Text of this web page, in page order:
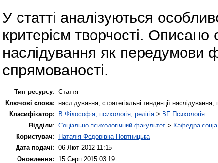
У статті аналізуються
критерієм творчості. Описано
наслідування як передумови
спрямованості.
Тип ресурсу: Стаття
Ключові слова: наслідування, стратегіальні тенденції
Класифікатор:
B Філософія, психологія, релігія > BF Психологія
Відділи: Соціально-психологічний факультет > Кафедра
Користувач:
Наталія Федорівна Портницька
Дата подачі: 06 Лют 2012 11:15
Оновлення:
15 Серп 2015 03:19